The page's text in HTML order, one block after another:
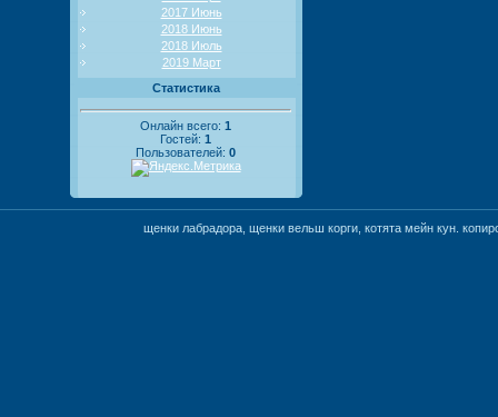
2017 Июнь
2018 Июнь
2018 Июль
2019 Март
Статистика
Онлайн всего: 1
Гостей: 1
Пользователей: 0
щенки лабрадора, щенки вельш корги, котята мейн кун.